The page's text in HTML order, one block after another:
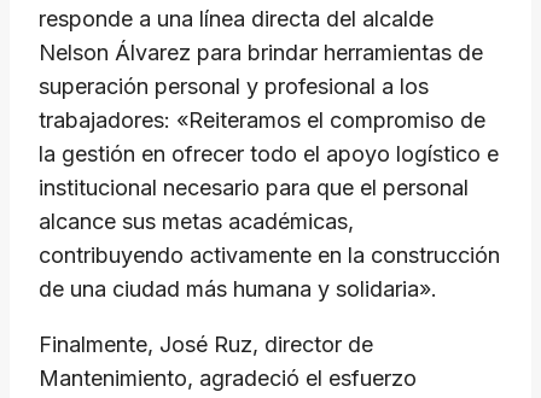
responde a una línea directa del alcalde
Nelson Álvarez para brindar herramientas de
superación personal y profesional a los
trabajadores: «Reiteramos el compromiso de
la gestión en ofrecer todo el apoyo logístico e
institucional necesario para que el personal
alcance sus metas académicas,
contribuyendo activamente en la construcción
de una ciudad más humana y solidaria».
Finalmente, José Ruz, director de
Mantenimiento, agradeció el esfuerzo